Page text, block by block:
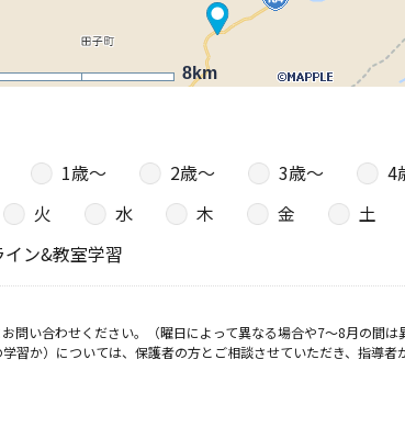
8km
1歳〜 2歳〜 3歳〜 4
火 水 木 金
土
イン&教室学習
い合わせください。（曜日によって異なる場合や7～8月の間は
か）については、保護者の方とご相談させていただき、指導者